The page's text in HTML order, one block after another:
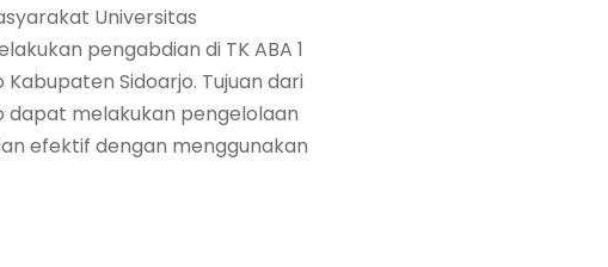
Universitas
pengabdian di TK ABA 1
Sidoarjo. Tujuan dari
dapat melakukan pengelolaan
efektif dengan menggunakan